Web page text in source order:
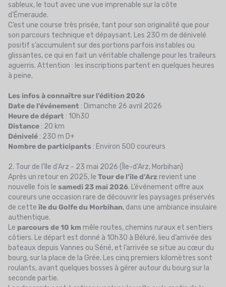
sableux, le tout avec une vue imprenable sur la côte
d’Émeraude.
C’est une course très prisée, tant pour son originalité que pour
son parcours technique et dépaysant. Les 230 m de dénivelé
positif s’accumulent sur des portions parfois instables ou
glissantes, ce qui en fait un véritable challenge pour les traileurs
aguerris. Attention : les inscriptions partent en quelques heures
à peine.
Les infos à connaître sur l'édition 2026
Date de l'événement : Dimanche 26 avril 2026
Heure de départ : 10h30
Distance : 20 km
Dénivelé : 230 m D+
Nombre de participants : Environ 500 coureurs
2. Tour de l’île d’Arz - 23 mai 2026 (Île-d'Arz, Morbihan)
Après un retour en 2025, le Tour de l’île d’Arz revient une
nouvelle fois le samedi 23 mai 2026. L’événement offre aux
coureurs une occasion rare de découvrir les paysages préservés
de cetteîle du Golfe du Morbihan, dans une ambiance insulaire
authentique.
Le parcours de 10 km mêle routes, chemins ruraux et sentiers
côtiers. Le départ est donné à 10h30 à Béluré, lieu d’arrivée des
bateaux depuis Vannes ou Séné, et l’arrivée se situe au cœur du
bourg, sur la place de la Grée. Les cinq premiers kilomètres sont
roulants, avant quelques bosses à gérer autour du bourg sur la
seconde partie.